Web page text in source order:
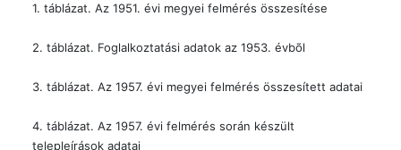
1. táblázat. Az 1951. évi megyei felmérés összesítése
2. táblázat. Foglalkoztatási adatok az 1953. évbõl
3. táblázat. Az 1957. évi megyei felmérés összesített adatai
4. táblázat. Az 1957. évi felmérés során készült
telepleírások adatai